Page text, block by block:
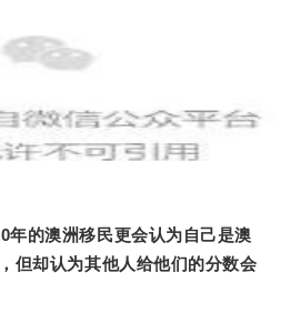
年的澳洲移民更会认为自己是澳
但却认为其他人给他们的分数会